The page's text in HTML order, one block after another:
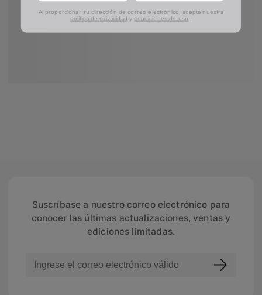
Suscríbase a nuestro correo electrónico para
conocer las últimas actualizaciones, ventas y
ediciones limitadas.
Al proporcionar su dirección de correo electrónico, acepta nuestra
política de privacidad ycondiciones de uso